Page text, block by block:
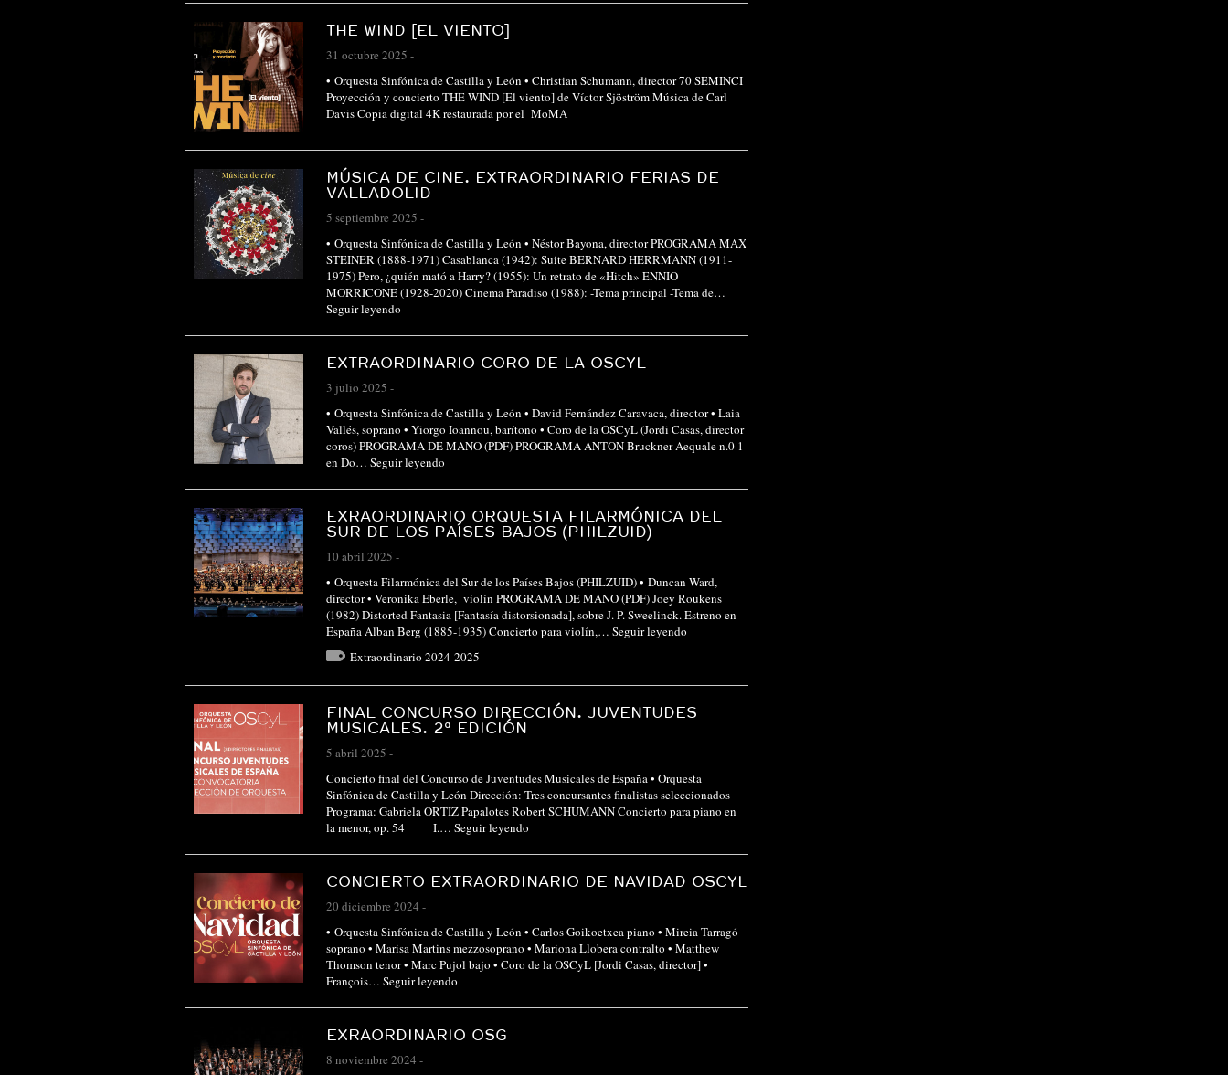
THE WIND [EL VIENTO]
31 octubre 2025 -
• Orquesta Sinfónica de Castilla y León • Christian Schumann, director 70 SEMINCI
Proyección y concierto THE WIND [El viento] de Víctor Sjöström Música de Carl
Davis Copia digital 4K restaurada por el MoMA
MÚSICA DE CINE. EXTRAORDINARIO FERIAS DE
VALLADOLID
5 septiembre 2025 -
• Orquesta Sinfónica de Castilla y León • Néstor Bayona, director PROGRAMA MAX
STEINER (1888-1971) Casablanca (1942): Suite BERNARD HERRMANN (1911-
1975) Pero, ¿quién mató a Harry? (1955): Un retrato de «Hitch» ENNIO
MORRICONE (1928-2020) Cinema Paradiso (1988): -Tema principal -Tema de…
Seguir leyendo
EXTRAORDINARIO CORO DE LA OSCYL
3 julio 2025 -
• Orquesta Sinfónica de Castilla y León • David Fernández Caravaca, director • Laia
Vallés, soprano • Yiorgo Ioannou, barítono • Coro de la OSCyL (Jordi Casas, director
coros) PROGRAMA DE MANO (PDF) PROGRAMA ANTON Bruckner Aequale n.0 1
en Do… Seguir leyendo
EXRAORDINARIO ORQUESTA FILARMÓNICA DEL
SUR DE LOS PAÍSES BAJOS (PHILZUID)
10 abril 2025 -
• Orquesta Filarmónica del Sur de los Países Bajos (PHILZUID) • Duncan Ward,
director • Veronika Eberle, violín PROGRAMA DE MANO (PDF) Joey Roukens
(1982) Distorted Fantasia [Fantasía distorsionada], sobre J. P. Sweelinck. Estreno en
España Alban Berg (1885-1935) Concierto para violín,… Seguir leyendo
Extraordinario 2024-2025
FINAL CONCURSO DIRECCIÓN. JUVENTUDES
MUSICALES. 2ª EDICIÓN
5 abril 2025 -
Concierto final del Concurso de Juventudes Musicales de España • Orquesta
Sinfónica de Castilla y León Dirección: Tres concursantes finalistas seleccionados
Programa: Gabriela ORTIZ Papalotes Robert SCHUMANN Concierto para piano en
la menor, op. 54 I.… Seguir leyendo
CONCIERTO EXTRAORDINARIO DE NAVIDAD OSCYL
20 diciembre 2024 -
• Orquesta Sinfónica de Castilla y León • Carlos Goikoetxea piano • Mireia Tarragó
soprano • Marisa Martins mezzosoprano • Mariona Llobera contralto • Matthew
Thomson tenor • Marc Pujol bajo • Coro de la OSCyL [Jordi Casas, director] •
François… Seguir leyendo
EXRAORDINARIO OSG
8 noviembre 2024 -